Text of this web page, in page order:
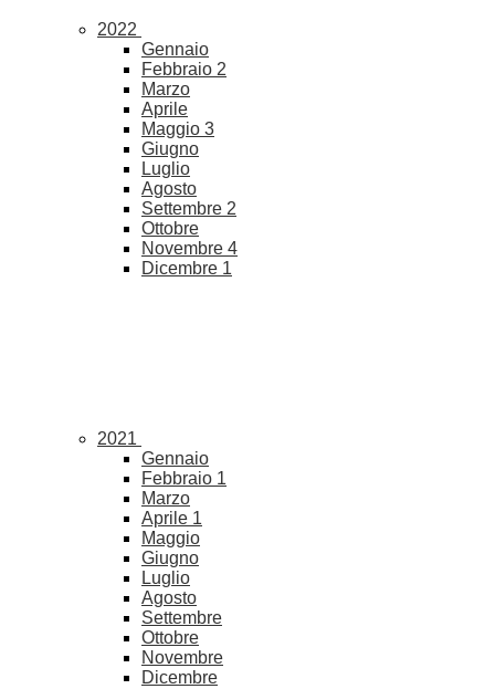
2022
Gennaio
Febbraio 2
Marzo
Aprile
Maggio 3
Giugno
Luglio
Agosto
Settembre 2
Ottobre
Novembre 4
Dicembre 1
2021
Gennaio
Febbraio 1
Marzo
Aprile 1
Maggio
Giugno
Luglio
Agosto
Settembre
Ottobre
Novembre
Dicembre